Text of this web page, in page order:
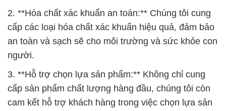
2. **Hóa chất xác khuẩn an toàn:** Chúng tôi cung
cấp các loại hóa chất xác khuẩn hiệu quả, đảm bảo
an toàn và sạch sẽ cho môi trường và sức khỏe con
người.
3. **Hỗ trợ chọn lựa sản phẩm:** Không chỉ cung
cấp sản phẩm chất lượng hàng đầu, chúng tôi còn
cam kết hỗ trợ khách hàng trong việc chọn lựa sản